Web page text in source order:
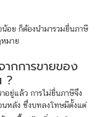
น้อย ก็ต้องนำมารวมยื่นภาษี
มาย
ากการขายของ
?
อยู่แล้ว การไม่ยื่นภาษีจึง
นหลัง ซึ่งบทลงโทษมีตั้งแต่